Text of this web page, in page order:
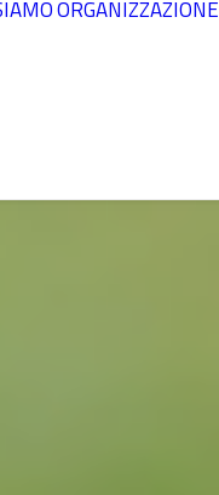
ORGANIZZAZIONE